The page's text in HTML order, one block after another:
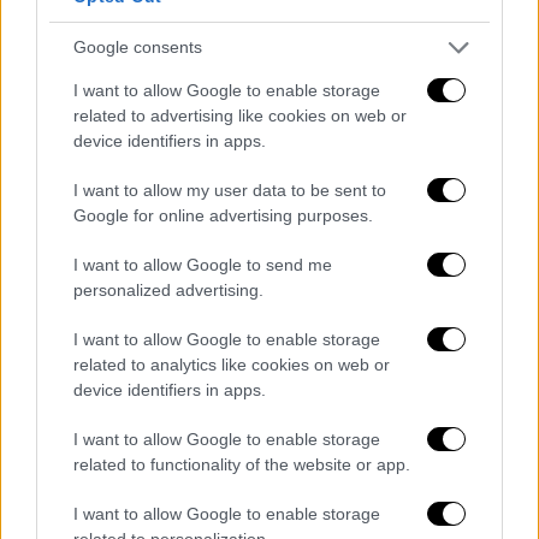
Google consents
I want to allow Google to enable storage
related to advertising like cookies on web or
device identifiers in apps.
I want to allow my user data to be sent to
Google for online advertising purposes.
I want to allow Google to send me
personalized advertising.
I want to allow Google to enable storage
related to analytics like cookies on web or
device identifiers in apps.
I want to allow Google to enable storage
related to functionality of the website or app.
I want to allow Google to enable storage
περιοχή της Περαχώρας Κορινθίας φαίνεται
να προκλήθηκεκατά τη διάρκεια εργασιών
κοπής βλάστησης με χορτοκοπτικό
μηχάνημα που έφερε μεταλλικό δίσκο
Αναμένεταισύλληψηστο πλαίσιο της
αυτόφωρης διαδικασίας.
πλέον106 πυροσβέστεςμε 4 ομάδες
πεζοπόρων τμημάτων της 1ης, 6ης και 9ης
Ε.ΜΟ.Δ.Ε., 1 ομάδα Μ.Ε.Τ.Π.Ε., εθελοντές, 30
πυροσβεστικά οχήματα,3 αεροσκάφη και 5
ελικόπτερα, εκ των οποίων το ένα
συντονιστικό.
Ενισχυθήκαν οι δυνάμεις στην
#πυρκαγιάστην Περαχώρα